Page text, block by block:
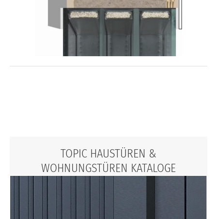
TOPIC HAUSTÜREN &
WOHNUNGSTÜREN KATALOGE